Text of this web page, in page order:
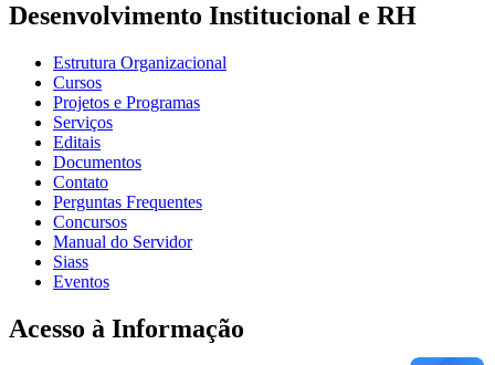
Desenvolvimento Institucional e RH
Estrutura Organizacional
Cursos
Projetos e Programas
Serviços
Editais
Documentos
Contato
Perguntas Frequentes
Concursos
Manual do Servidor
Siass
Eventos
Acesso à Informação